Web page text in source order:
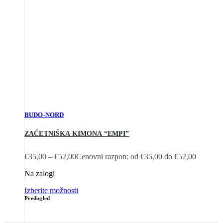
BUDO-NORD
ZAČETNIŠKA KIMONA “EMPI”
€35,00 – €52,00Cenovni razpon: od €35,00 do €52,00
Na zalogi
Izberite možnosti
Predogled